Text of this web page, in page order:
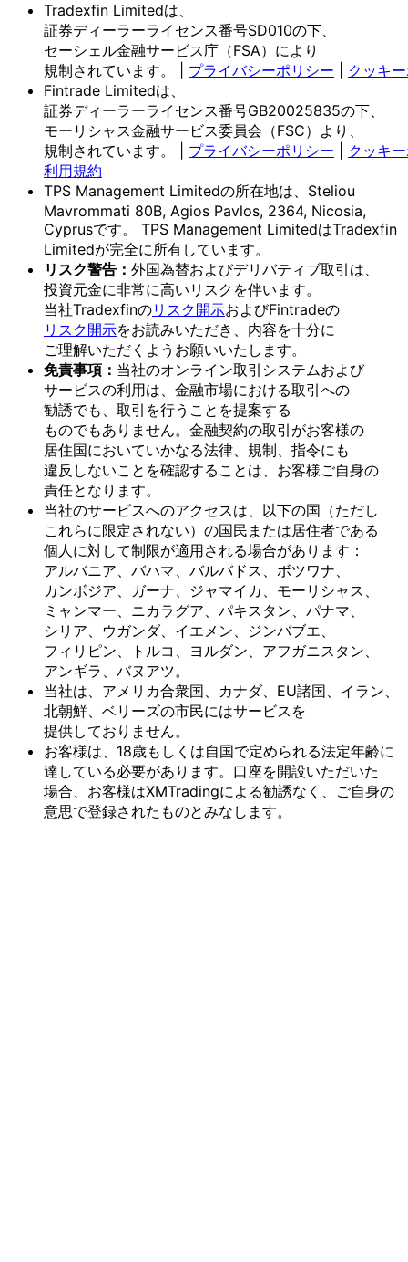
Tradexfin Limitedは、
証券ディーラーライセンス番号SD010の下、
セーシェル金融サービス庁 （FSA）により
規制されています。
プライバシーポリシー
クッキ
Fintrade Limitedは、
証券ディーラーライセンス番号GB20025835の下、
モーリシャス金融サービス委員会 （FSC）より、
規制されています。
プライバシーポリシー
クッキ
利用規約
TPS Management Limitedの所在地は、 Steliou
Mavrommati 80B, Agios Pavlos, 2364, Nicosia,
Cyprusです。
TPS Management LimitedはTradexfin
Limitedが完全に所有しています。
リスク警告： 外国為替およびデリバティブ取引は、
投資元金に非常に高いリスクを伴います。
当社Tradexfinのリスク開示およびFintradeの
リスク開示をお読みいただき、 内容を十分に
ご理解いただく よう お願いいたします。
免責事項： 当社のオンライン取引システムおよび
サービスの利用は、 金融市場における取引への
勧誘でも、 取引を行う ことを提案する
ものでもありません。 金融契約の取引がお客様の
居住国においていかなる法律、 規制、 指令にも
違反しないことを確認する ことは、 お客様ご自身の
責任と なります。
当社のサービスへのアクセスは、 以下の国 （ただし
これらに限定されない）の国民または居住者である
個人に対して制限が適用される場合があります：
アルバニア、 バハマ、 バルバドス、 ボツワナ、
カンボジア、 ガーナ、 ジャマイカ、 モーリシャス、
ミャンマー、 ニカラグア、 パキスタン、 パナマ、
シリア、 ウガンダ、 イエメン、 ジンバブエ、
フィリピン、
トルコ、 ヨルダン、 アフガニスタン、
アンギラ、 バヌアツ。
当社は、 アメリカ合衆国、 カナダ、 EU諸国、 イラン、
北朝鮮、 ベリーズの市民にはサービスを
提供しておりません。
お客様は、 18歳も しくは自国で定められる法定年齢に
達している必要があります。 口座を開設いただいた
場合、 お客様はXMTradingによる勧誘なく、 ご自身の
意思で登録された ものとみなします。